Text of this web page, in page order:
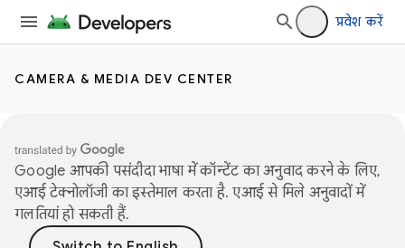
प्रवेश करें
CAMERA & MEDIA DEV CENTER
Google आपकी पसंदीदा भाषा में कॉन्टेंट का अनुवाद करने के लिए,
एआई टेक्नोलॉजी का इस्तेमाल करता है. एआई से मिले अनुवादों में
गलतियां हो सकती हैं.